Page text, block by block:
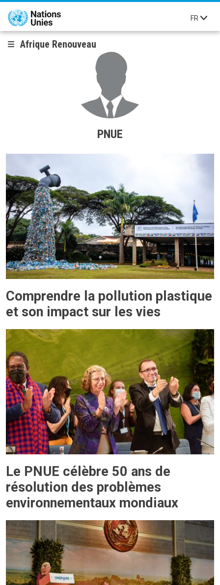
Aller au contenu principal
FR
Afrique Renouveau
PNUE
Comprendre la pollution plastique
et son impact sur les vies
Le PNUE célèbre 50 ans de
résolution des problèmes
environnementaux mondiaux